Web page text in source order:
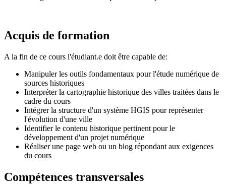
Acquis de formation
A la fin de ce cours l'étudiant.e doit être capable de:
Manipuler les outils fondamentaux pour l'étude numérique de
sources historiques
Interpréter la cartographie historique des villes traitées dans le
cadre du cours
Intégrer la structure d'un système HGIS pour représenter
l'évolution d'une ville
Identifier le contenu historique pertinent pour le
développement d'un projet numérique
Réaliser une page web ou un blog répondant aux exigences
du cours
Compétences transversales